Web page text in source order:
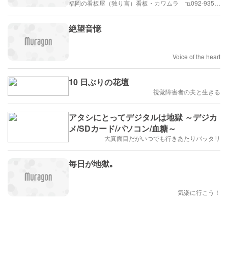
絶望音憶
Voice of the heart
10 日ぶりの花壇
視覚障害者の夫と生きる
アタシにとってデジタルは地獄 ～デジカ
メ/SDカード/パソコン/血糖～
大真面目だがいつでも行きあたりバッタリ
毎日が地獄｡
気楽に行こう！